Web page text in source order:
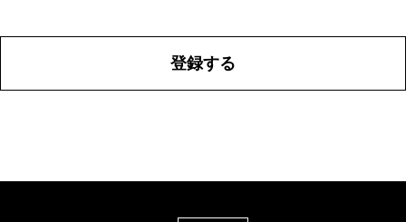
登録する